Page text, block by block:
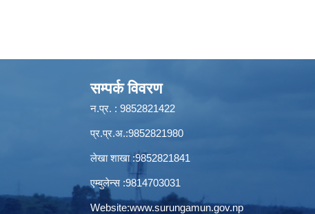
सम्पर्क विवरण
न.प्र. : 9852821422
प्र.प्र.अ.:9852821980
लेखा शाखा :9852821841
एम्बुलेन्स :9814703031
Website:www.surungamun.gov.np